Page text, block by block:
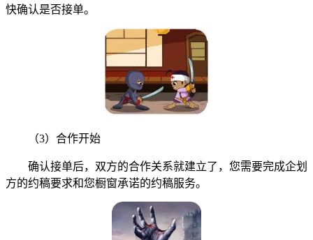
快确认是否接单。
（3）合作开始
确认接单后，双方的合作关系就建立了，您需要完成企划
方的约稿要求和您橱窗承诺的约稿服务。